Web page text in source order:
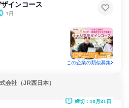
インコース
1日
この企業の類似募集
会社（JR西日本）
締切：10月31日